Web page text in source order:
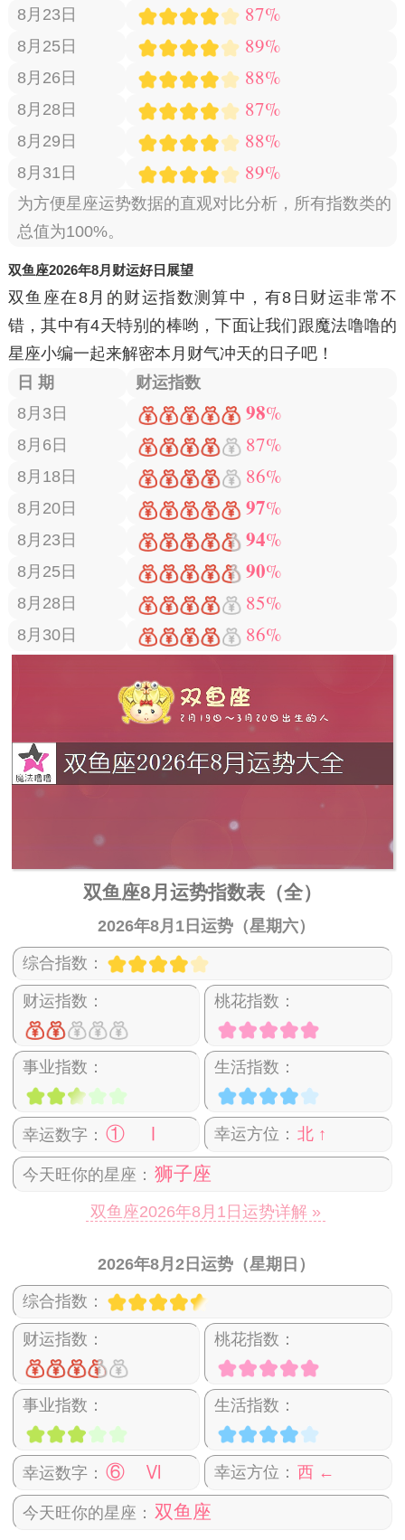
8月23日 87%
8月25日 89%
8月26日 88%
8月28日 87%
8月29日 88%
8月31日 89%
为方便星座运势数据的直观对比分析，所有指数类的
总值为100%。
双鱼座2026年8月财运好日展望
双鱼座在8月的财运指数测算中，有8日 财运非常不
错，其中有4天特别的棒哟，下面让我们跟魔法噜噜的
星座小编一起来解密本月财气冲天的日子吧！
日 期
财运指数
8月3日
98%
8月6日 87%
8月18日 86%
8月20日 97%
8月23日 94%
8月25日 90%
8月28日 85%
8月30日 86%
双鱼座8月运势指数表（全）
2026年8月1日运势（星期六）
综合指数：
财运指数： 桃花指数：
事业指数： 生活指数：
幸运数字： ① Ⅰ 幸运方位： 北 ↑
今天旺你的星座： 狮子座
双鱼座2026年8月1日运势详解 »
2026年8月2日运势（星期日）
综合指数：
财运指数： 桃花指数：
事业指数： 生活指数：
幸运数字： ⑥ Ⅵ 幸运方位： 西 ←
今天旺你的星座： 双鱼座